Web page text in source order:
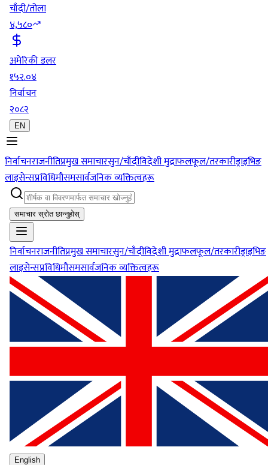
चाँदी/तोला
४,५८०
अमेरिकी डलर
१५२.०४
निर्वाचन
२०८२
EN
निर्वाचनराजनीतिप्रमुख समाचारसुन/चाँदीविदेशी मुद्राफलफूल/तरकारीड्राइभिङ
लाइसेन्सप्रविधिमौसमसार्वजनिक व्यक्तित्वहरू
समाचार स्रोत छान्नुहोस्
निर्वाचनराजनीतिप्रमुख समाचारसुन/चाँदीविदेशी मुद्राफलफूल/तरकारीड्राइभिङ
लाइसेन्सप्रविधिमौसमसार्वजनिक व्यक्तित्वहरू
English